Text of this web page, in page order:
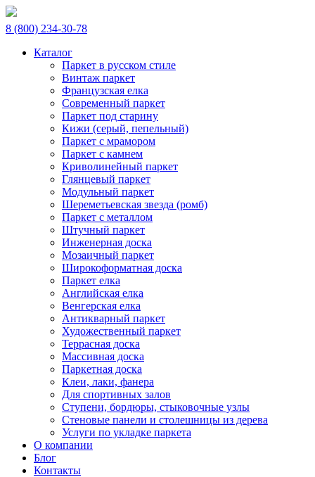
8 (800) 234-30-78
Каталог
Паркет в русском стиле
Винтаж паркет
Французская елка
Современный паркет
Паркет под старину
Кижи (серый, пепельный)
Паркет с мрамором
Паркет с камнем
Криволинейный паркет
Глянцевый паркет
Модульный паркет
Шереметьевская звезда (ромб)
Паркет с металлом
Штучный паркет
Инженерная доска
Мозаичный паркет
Широкоформатная доска
Паркет елка
Английская елка
Венгерская елка
Антикварный паркет
Художественный паркет
Террасная доска
Массивная доска
Паркетная доска
Клеи, лаки, фанера
Для спортивных залов
Ступени, бордюры, стыковочные узлы
Стеновые панели и столешницы из дерева
Услуги по укладке паркета
О компании
Блог
Контакты